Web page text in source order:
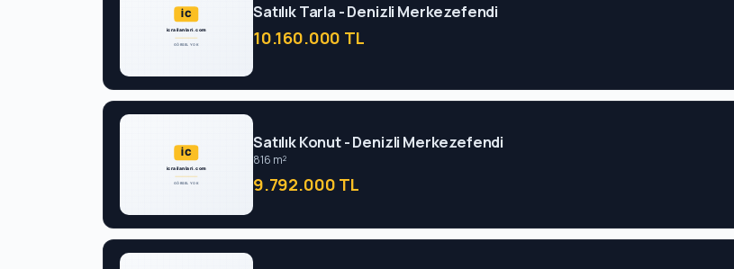
Satılık Tarla - Denizli Merkezefendi
10.160.000 TL
Satılık Konut - Denizli Merkezefendi
816 m²
9.792.000 TL